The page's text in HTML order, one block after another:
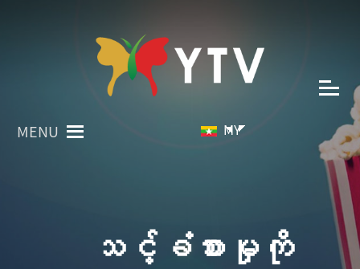
MENU MY
သင့်ခံစားမှုကို